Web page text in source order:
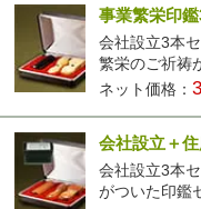
事業繁栄印
会社設立3本
繁栄のご祈祷
ネット価格：
会社設立＋
会社設立3本
がついた印鑑